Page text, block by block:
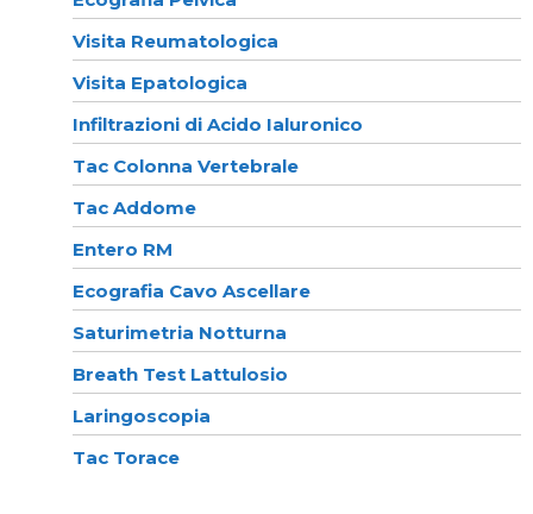
Visita Reumatologica
Visita Epatologica
Infiltrazioni di Acido Ialuronico
Tac Colonna Vertebrale
Tac Addome
Entero RM
Ecografia Cavo Ascellare
Saturimetria Notturna
Breath Test Lattulosio
Laringoscopia
Tac Torace